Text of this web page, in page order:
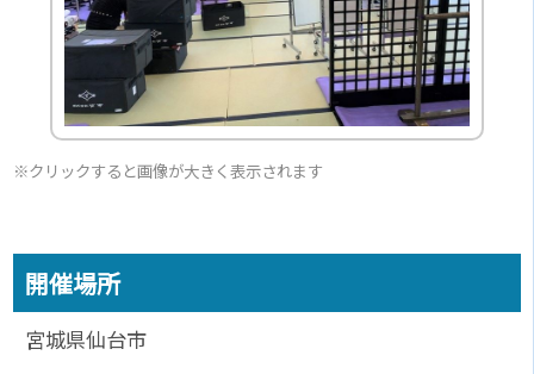
※クリックすると画像が大きく表示されます
開催場所
宮城県仙台市